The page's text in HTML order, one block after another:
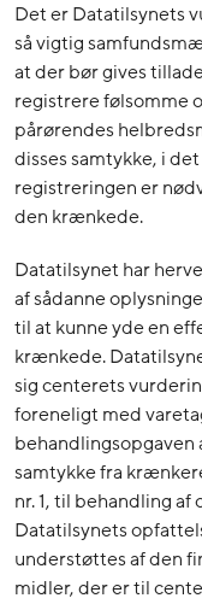
Det er Datatilsynets
så vigtig
at der bør gives
registrere følsomme
pårørendes
disses samtykke, i
registreringen er
den krænkede.
Datatilsynet har
af sådanne
til at kunne yde en
krænkede.
sig centerets
foreneligt med
behandlingsopgaven
samtykke fra
nr. 1, til behandling
Datatilsynets
understøttes af den
midler, der er til